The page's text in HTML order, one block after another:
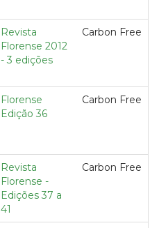
Revista
Florense 2012
- 3 edições
Carbon Free
Florense
Edição 36
Carbon Free
Revista
Florense -
Edições 37 a
41
Carbon Free